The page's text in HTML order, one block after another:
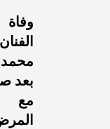
وفاة
الفنان
محمد
بعد
مع